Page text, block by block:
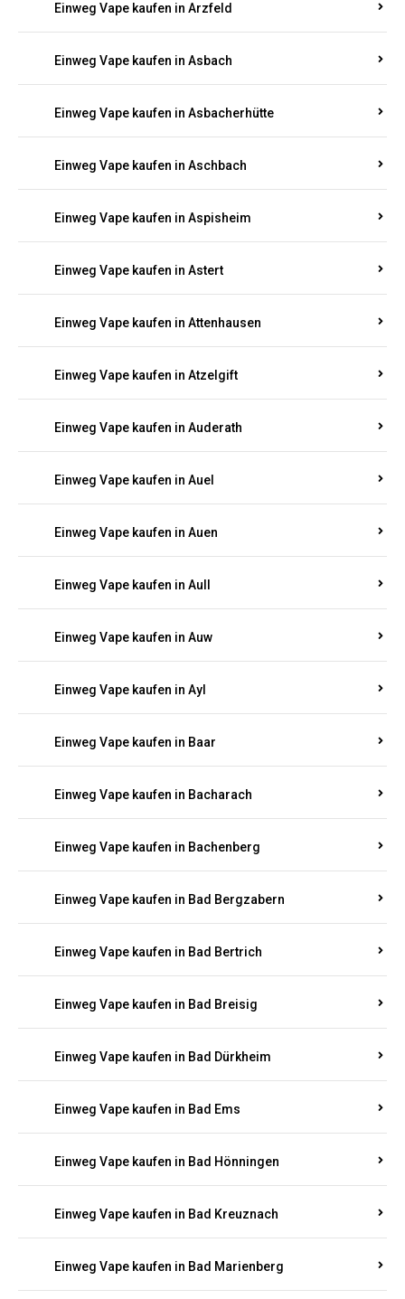
Einweg Vape kaufen in Arzfeld
Einweg Vape kaufen in Asbach
Einweg Vape kaufen in Asbacherhütte
Einweg Vape kaufen in Aschbach
Einweg Vape kaufen in Aspisheim
Einweg Vape kaufen in Astert
Einweg Vape kaufen in Attenhausen
Einweg Vape kaufen in Atzelgift
Einweg Vape kaufen in Auderath
Einweg Vape kaufen in Auel
Einweg Vape kaufen in Auen
Einweg Vape kaufen in Aull
Einweg Vape kaufen in Auw
Einweg Vape kaufen in Ayl
Einweg Vape kaufen in Baar
Einweg Vape kaufen in Bacharach
Einweg Vape kaufen in Bachenberg
Einweg Vape kaufen in Bad Bergzabern
Einweg Vape kaufen in Bad Bertrich
Einweg Vape kaufen in Bad Breisig
Einweg Vape kaufen in Bad Dürkheim
Einweg Vape kaufen in Bad Ems
Einweg Vape kaufen in Bad Hönningen
Einweg Vape kaufen in Bad Kreuznach
Einweg Vape kaufen in Bad Marienberg